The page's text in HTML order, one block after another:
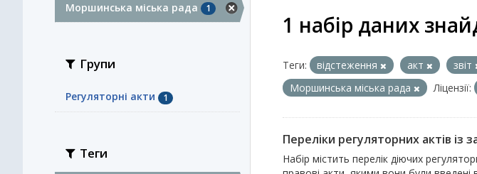
Моршинська міська рада 1
Групи
Регуляторні акти 1
Теги
1 набір даних
Теги: відстеження акт звіт
Моршинська міська рада
Ліцензії:
Переліки регуляторних актів із
Набір містить перелік діючих